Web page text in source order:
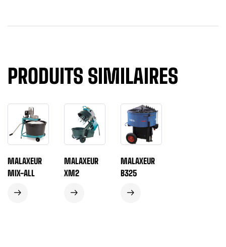
PRODUITS SIMILAIRES
MALAXEUR
MIX-ALL
MALAXEUR
XM2
MALAXEUR
B325